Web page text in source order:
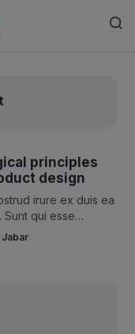
principles
design
irure ex duis ea
Sunt qui esse
mollit dolore
enim. Elit aute irure
Jabar